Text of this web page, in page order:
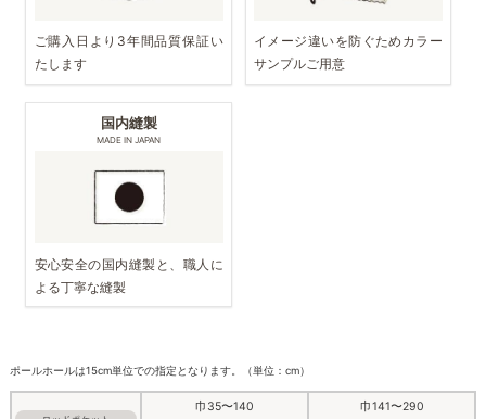
ご購入日より3年間品質保証い
たします
イメージ違いを防ぐためカラー
サンプルご用意
国内縫製
MADE IN JAPAN
安心安全の国内縫製と、職人に
よる丁寧な縫製
ポールホールは15cm単位での指定となります。（単位：cm）
巾35〜140
巾141〜290